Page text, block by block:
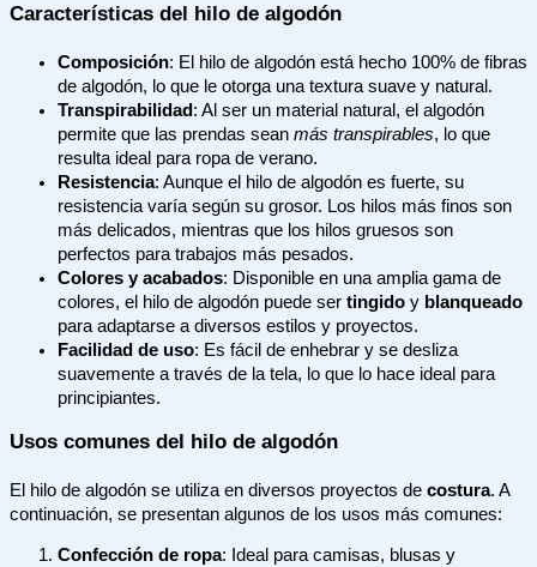
Características del hilo de algodón
Composición: El hilo de algodón está hecho 100% de fibras
de algodón, lo que le otorga una textura suave y natural.
Transpirabilidad: Al ser un material natural, el algodón
permite que las prendas sean más transpirables, lo que
resulta ideal para ropa de verano.
Resistencia: Aunque el hilo de algodón es fuerte, su
resistencia varía según su grosor. Los hilos más finos son
más delicados, mientras que los hilos gruesos son
perfectos para trabajos más pesados.
Colores y acabados: Disponible en una amplia gama de
colores, el hilo de algodón puede ser tingido y blanqueado
para adaptarse a diversos estilos y proyectos.
Facilidad de uso: Es fácil de enhebrar y se desliza
suavemente a través de la tela, lo que lo hace ideal para
principiantes.
Usos comunes del hilo de algodón
El hilo de algodón se utiliza en diversos proyectos de costura. A
continuación, se presentan algunos de los usos más comunes:
Confección de ropa: Ideal para camisas, blusas y